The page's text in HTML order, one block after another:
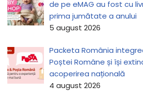
de pe eMAG au fost cu
prima jumătate a anului
5 august 2026
Packeta România
Poștei Române și își
acoperirea națională
4 august 2026